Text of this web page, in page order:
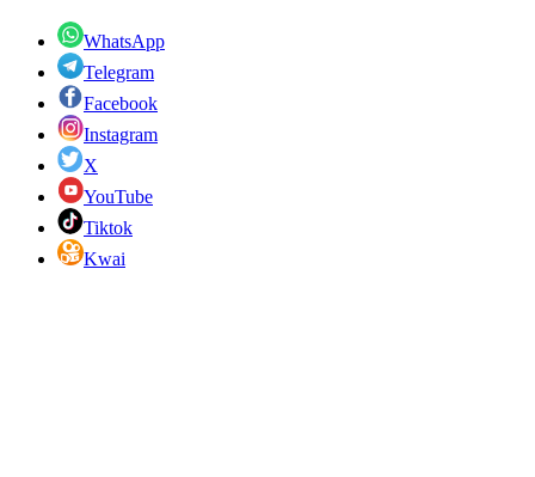
WhatsApp
Telegram
Facebook
Instagram
X
YouTube
Tiktok
Kwai